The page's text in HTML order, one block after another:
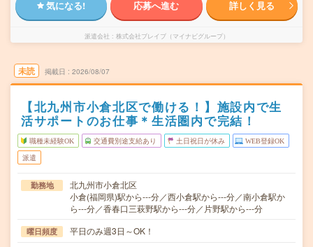
気になる! 応募へ進む 詳しく見る
派遣会社 株式会社ブレイブ（マイナビグループ）
未読 掲載日 2026/08/07
【北九州市小倉北区で働ける！】施設内で生
活サポートのお仕事＊生活圏内で完結！
職種未経験OK 交通費別途支給あり 土日祝日が休み WEB登録OK
派遣
勤務地
北九州市小倉北区
小倉(福岡県)駅から---分／西小倉駅から---分／南小倉駅か
ら---分／香春口三萩野駅から---分／片野駅から---分
曜日頻度 平日のみ週3日～OK！